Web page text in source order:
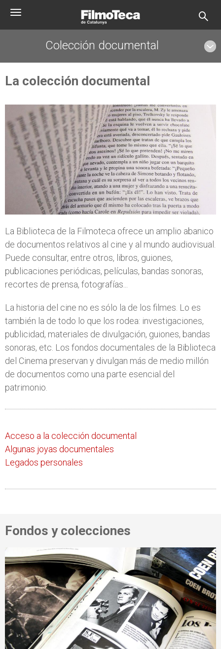
Toggle
Colección documental
La colección documental
La Biblioteca de la Filmoteca ofrece un amplio abanico
de documentos relativos al cine y al mundo audiovisual.
Puede consultar, entre otros, libros, guiones,
publicaciones periódicas, películas, bandas sonoras,
recortes de prensa, fotografías...
La historia del cine no es sólo la de los filmes. Lo es
también la de todo lo que los rodea: investigaciones,
publicidad, materiales de divulgación, guiones, bandas
sonoras, etc. Los fondos documentales de la Biblioteca
del Cinema preservan y divulgan más de medio millón
de documentos como una parte esencial del
patrimonio.
Acceso a la colección documental
Algunas joyas documentales
Legados personales
Fondos y colecciones